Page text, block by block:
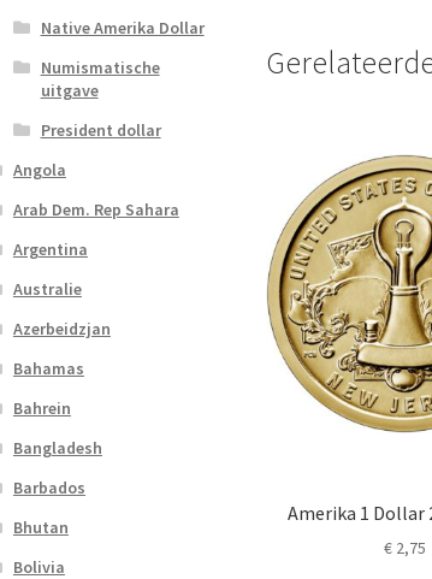
Amerika 1 Dollar
€2,75
Native Amerika Dollar
Numismatische
uitgave
President dollar
Angola
Arab Dem. Rep Sahara
Argentina
Australie
Azerbeidzjan
Bahamas
Bahrein
Bangladesh
Barbados
Bhutan
Bolivia